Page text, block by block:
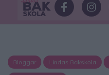
Bloggar Lindas Bakskola